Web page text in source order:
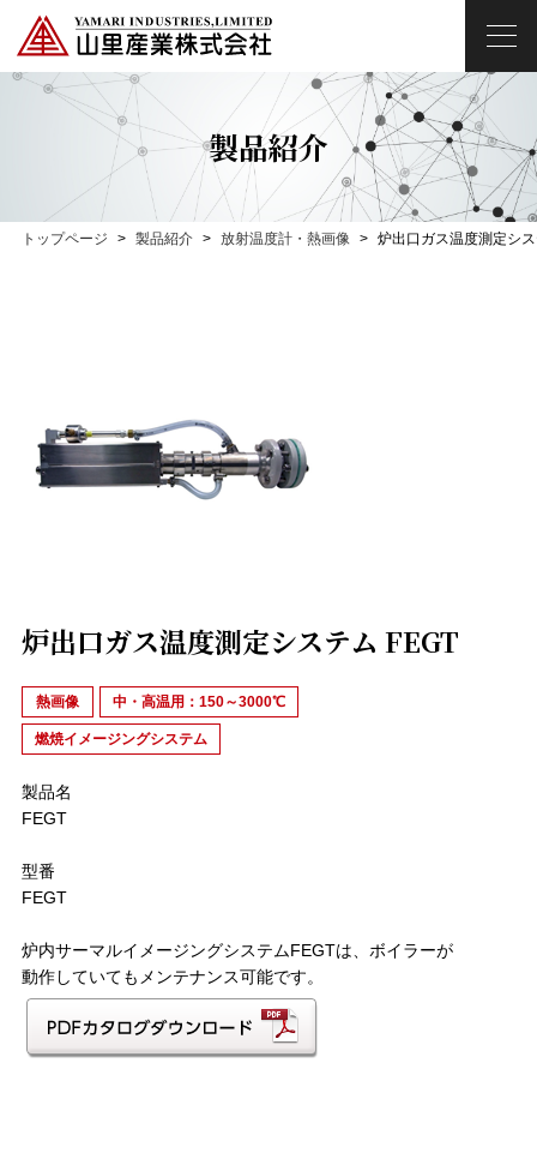
製品紹介
トップページ 製品紹介 放射温度計・熱画像 炉出口ガス温度測定シ
炉出口ガス温度測定システム FEGT
熱画像 中・高温用：150～3000℃
燃焼イメージングシステム
製品名
FEGT
型番
FEGT
炉内サーマルイメージングシステムFEGTは、ボイラーが
動作していてもメンテナンス可能です。